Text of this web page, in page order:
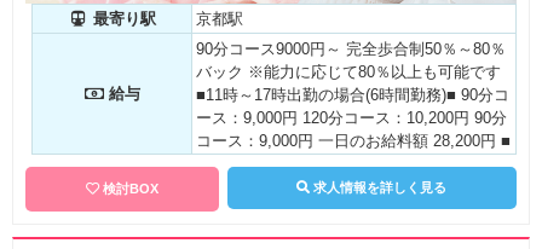
最寄り駅 京都駅
給与
90分コース9000円～ 完全歩合制50％～80％
バック ※能力に応じて80％以上も可能です
■11時～17時出勤の場合(6時間勤務)■ 90分コ
ース：9,000円 120分コース：10,200円 90分
コース：9,000円 一日のお給料額 28,200円 ■
14時～24時出勤の場合(10時間勤務)■ 90分コ
ース：9,000円 90分コース：9,000円 180分
コース：16,200円 120分コース：10,200円
一日のお給料額 44,400円 更に指名料は全額
検討BOX 求人情報を詳しく見る